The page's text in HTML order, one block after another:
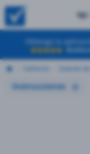
Obtenga la
Gratis
Instrucciones